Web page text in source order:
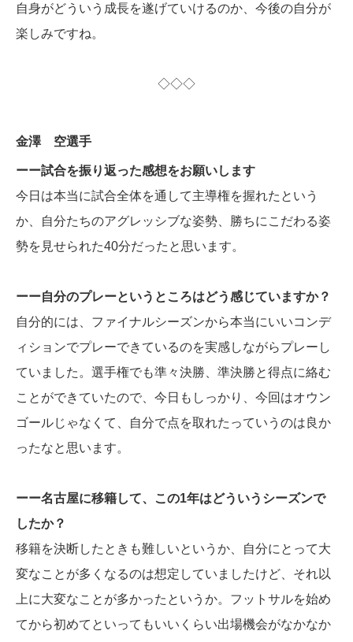
自身がどういう成長を遂げていけるのか、今後の自分が
楽しみですね。
◇◇◇
金澤 空選手
ーー試合を振り返った感想をお願いします
今日は本当に試合全体を通して主導権を握れたという
か、自分たちのアグレッシブな姿勢、勝ちにこだわる姿
勢を見せられた40分だったと思います。
ーー自分のプレーというところはどう感じていますか？
自分的には、ファイナルシーズンから本当にいいコンデ
ィションでプレーできているのを実感しながらプレーし
ていました。選手権でも準々決勝、準決勝と得点に絡む
ことができていたので、今日もしっかり、今回はオウン
ゴールじゃなくて、自分で点を取れたっていうのは良か
ったなと思います。
ーー名古屋に移籍して、この1年はどういうシーズンで
したか？
移籍を決断したときも難しいというか、自分にとって大
変なことが多くなるのは想定していましたけど、それ以
上に大変なことが多かったというか。フットサルを始め
てから初めてといってもいいくらい出場機会がなかなか